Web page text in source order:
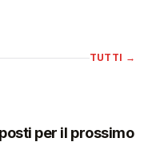
TUTTI →
per il prossimo